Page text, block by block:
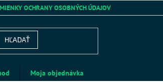
OCHRANY OSOBNÝCH ÚDAJOV
HĽADAŤ
Moja objednávka